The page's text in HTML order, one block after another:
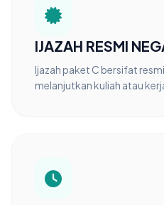
IJAZAH RESMI
Ijazah paket C bersifat
melanjutkan kuliah atau